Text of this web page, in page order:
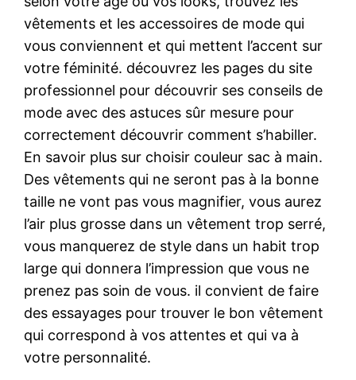
vêtements et les accessoires de mode qui
vous conviennent et qui mettent l’accent sur
votre féminité. découvrez les pages du site
professionnel pour découvrir ses conseils de
mode avec des astuces sûr mesure pour
correctement découvrir comment s’habiller.
En savoir plus sur choisir couleur sac à main.
Des vêtements qui ne seront pas à la bonne
taille ne vont pas vous magnifier, vous aurez
l’air plus grosse dans un vêtement trop serré,
vous manquerez de style dans un habit trop
large qui donnera l’impression que vous ne
prenez pas soin de vous. il convient de faire
des essayages pour trouver le bon vêtement
qui correspond à vos attentes et qui va à
votre personnalité.